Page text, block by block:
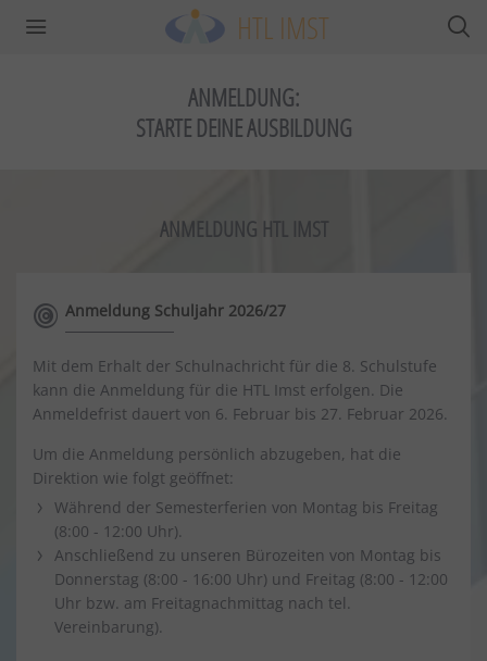
HTL IMST
ANMELDUNG:
STARTE DEINE AUSBILDUNG
ANMELDUNG HTL IMST
Anmeldung Schuljahr 2026/27
Mit dem Erhalt der Schulnachricht für die 8. Schulstufe
kann die Anmeldung für die HTL Imst erfolgen. Die
Anmeldefrist dauert von 6. Februar bis 27. Februar 2026.
Um die Anmeldung persönlich abzugeben, hat die
Direktion wie folgt geöffnet:
Während der Semesterferien von Montag bis Freitag
(8:00 - 12:00 Uhr).
Anschließend zu unseren Bürozeiten von Montag bis
Donnerstag (8:00 - 16:00 Uhr) und Freitag (8:00 - 12:00
Uhr bzw. am Freitagnachmittag nach tel.
Vereinbarung).